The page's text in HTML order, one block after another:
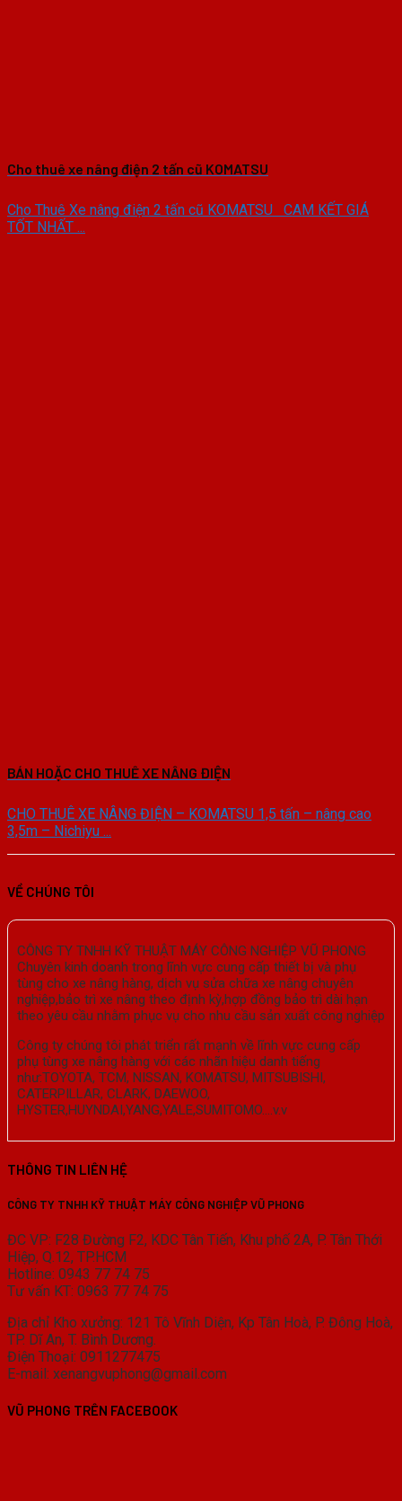
Cho thuê xe nâng điện 2 tấn cũ KOMATSU
Cho Thuê Xe nâng điện 2 tấn cũ KOMATSU CAM KẾT GIÁ
TỐT NHẤT ...
BÁN HOẶC CHO THUÊ XE NÂNG ĐIỆN
CHO THUÊ XE NÂNG ĐIỆN – KOMATSU 1,5 tấn – nâng cao
3,5m – Nichiyu ...
VỀ CHÚNG TÔI
CÔNG TY TNHH KỸ THUẬT MÁY CÔNG NGHIỆP VŨ PHONG
Chuyên kinh doanh trong lĩnh vực cung cấp thiết bị và phụ
tùng cho xe nâng hàng, dịch vụ sửa chữa xe nâng chuyên
nghiệp,bảo trì xe nâng theo định kỳ,hợp đồng bảo trì dài hạn
theo yêu cầu nhằm phục vụ cho nhu cầu sản xuất công nghiệp
Công ty chúng tôi phát triển rất mạnh về lĩnh vực cung cấp
phụ tùng xe nâng hàng với các nhãn hiệu danh tiếng
như:TOYOTA, TCM, NISSAN, KOMATSU, MITSUBISHI,
CATERPILLAR, CLARK, DAEWOO,
HYSTER,HUYNDAI,YANG,YALE,SUMITOMO….v.v
THÔNG TIN LIÊN HỆ
CÔNG TY TNHH KỸ THUẬT MÁY CÔNG NGHIỆP VŨ PHONG
ĐC VP: F28 Đường F2, KDC Tân Tiến, Khu phố 2A, P. Tân Thới
Hiệp, Q.12, TP.HCM
Hotline: 0943 77 74 75
Tư vấn KT: 0963 77 74 75
Địa chỉ Kho xưởng: 121 Tô Vĩnh Diện, Kp Tân Hoà, P. Đông Hoà,
TP. Dĩ An, T. Bình Dương.
Điện Thoại: 0911277475
E-mail: xenangvuphong@gmail.com
VŨ PHONG TRÊN FACEBOOK